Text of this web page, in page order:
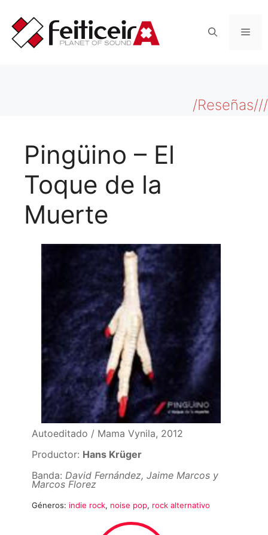
contenido
/Reseñas///
Pingüino – El
Toque de la
Muerte
Autoeditado / Mama Vynila, 2012
Productor: Hans Krüger
Banda: David Fernández, Jaime Marcos y
Marcos Florez
Géneros: indie rock, noise pop, rock alternativo